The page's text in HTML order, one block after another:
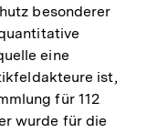
besonderer
eine
ist,
für 112
wurde für die